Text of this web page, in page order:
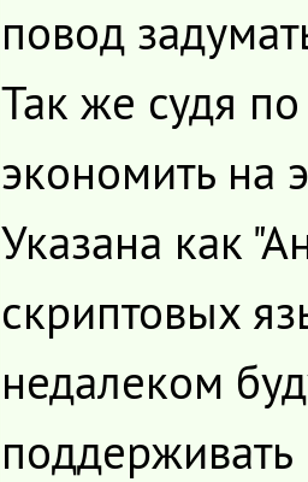
повод
Так же судя
экономить на
Указана как
скриптовых
недалеком
поддерживать